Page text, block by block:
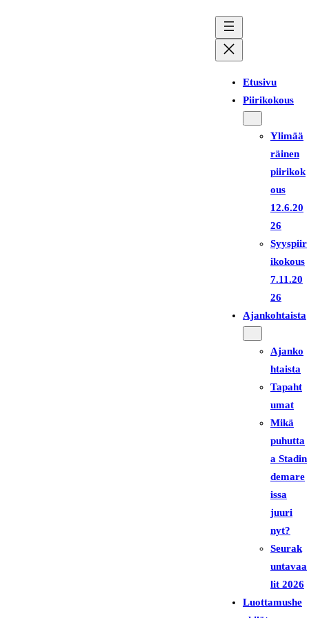
Etusivu
Piirikokous
Ylimää
räinen
piirikok
ous
12.6.20
26
Syyspiir
ikokous
7.11.20
26
Ajankohtaista
Ajanko
htaista
Tapaht
umat
Mikä
puhutta
a Stadin
demare
issa
juuri
nyt?
Seurak
untavaa
lit 2026
Luottamushe